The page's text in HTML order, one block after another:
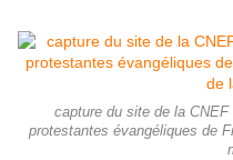
capture du site de la
protestantes évangéliques de